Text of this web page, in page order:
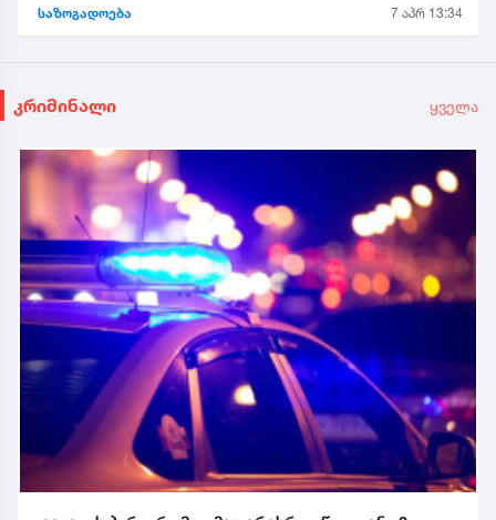
საზოგადოება 7 აპრ 13:34
კრიმინალი ყველა